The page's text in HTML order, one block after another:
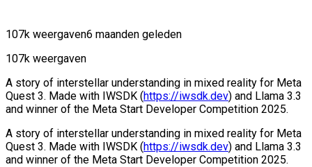
107k weergaven6 maanden geleden
107k weergaven
A story of interstellar understanding in mixed reality for Meta
Quest 3. Made with IWSDK (https://iwsdk.dev) and Llama 3.3
and winner of the Meta Start Developer Competition 2025.
A story of interstellar understanding in mixed reality for Meta
Quest 3. Made with IWSDK (https://iwsdk.dev) and Llama 3.3
and winner of the Meta Start Developer Competition 2025.